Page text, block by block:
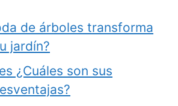
de árboles transforma
jardín?
¿Cuáles son sus